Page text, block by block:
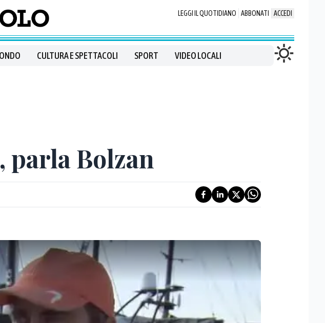
LEGGI IL QUOTIDIANO ABBONATI ACCEDI
CULTURA E SPETTACOLI SPORT VIDEO LOCALI
parla Bolzan